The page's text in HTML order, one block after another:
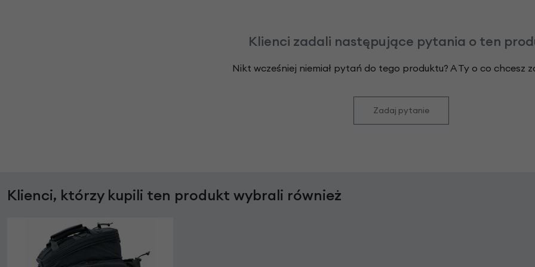
Klienci zadali następujące pytania o ten
Nikt wcześniej niemiał pytań do tego produktu? A Ty o co chcesz
Zadaj pytanie
Klienci, którzy kupili ten produkt wybrali również